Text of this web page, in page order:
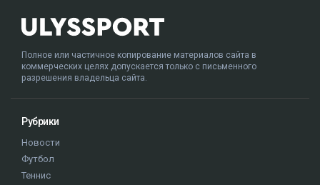
Полное или частичное копирование материалов сайта в
коммерческих целях допускается только с письменного
разрешения владельца сайта.
Рубрики
Новости
Футбол
Теннис